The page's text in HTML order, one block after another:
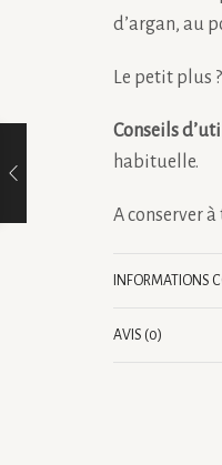
d’argan, au
Le petit plus
Conseils
habituelle.
A conserver
INFORMATIONS
AVIS (0)